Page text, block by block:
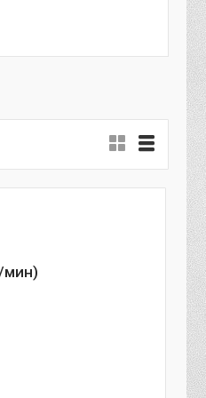
мин)